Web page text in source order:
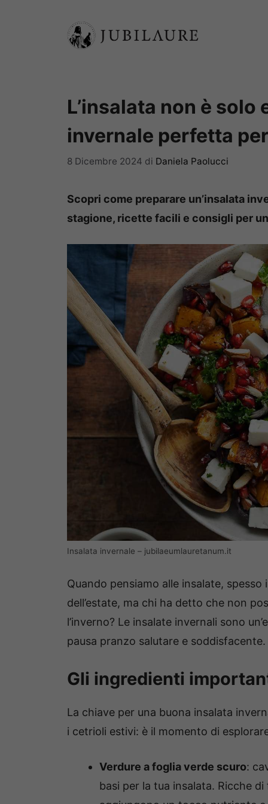
L’insalata non è
invernale perfetta
8 Dicembre 2024 di Daniela Paolucci
Scopri come preparare un’insalata
stagione, ricette facili e consigli per
Insalata invernale – jubilaeumlauretanum.it
Quando pensiamo alle insalate,
dell’estate, ma chi ha detto che non
l’inverno? Le insalate invernali sono
pausa pranzo salutare e soddisfacente.
Gli ingredienti
La chiave per una buona insalata
i cetrioli estivi: è il momento di
Verdure a foglia verde scuro:
basi per la tua insalata. Ricche